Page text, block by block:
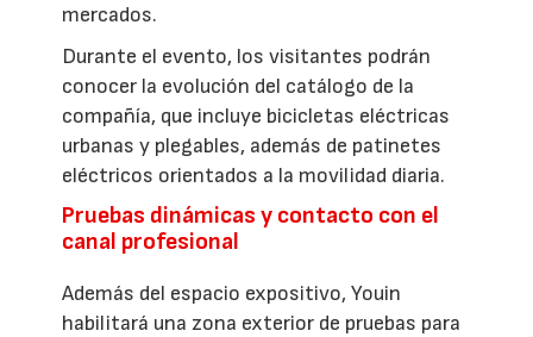
mercados.
Durante el evento, los visitantes podrán
conocer la evolución del catálogo de la
compañía, que incluye bicicletas eléctricas
urbanas y plegables, además de patinetes
eléctricos orientados a la movilidad diaria.
Pruebas dinámicas y contacto con el
canal profesional
Además del espacio expositivo, Youin
habilitará una zona exterior de pruebas para